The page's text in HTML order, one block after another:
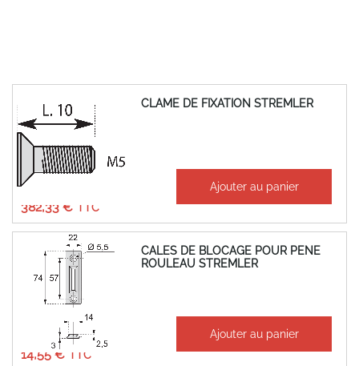
CLAME DE FIXATION STREMLER
À partir de
382,33 €
Ajouter au panier
CALES DE BLOCAGE POUR PENE
ROULEAU STREMLER
À partir de
14,55 €
12,12 € Ajouter au panier